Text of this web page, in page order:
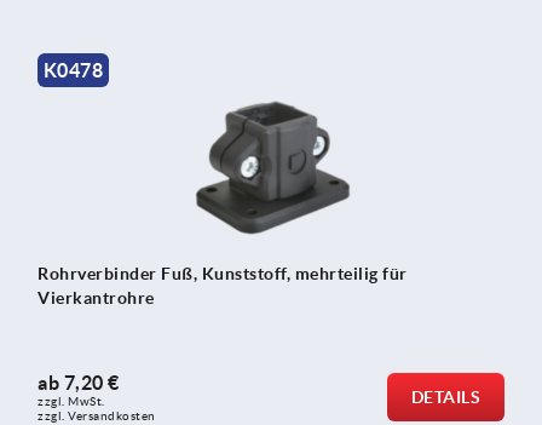
K0478
Rohrverbinder Fuß, Kunststoff, mehrteilig für
Vierkantrohre
ab 7,20 €
zzgl. MwSt.
zzgl. Versandkosten
DETAILS